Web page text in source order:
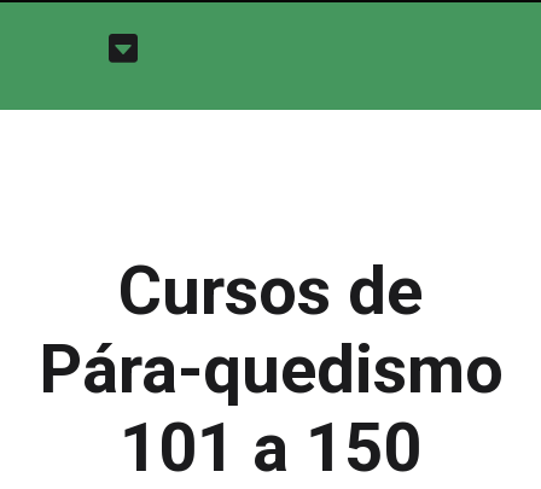
Cursos de
Pára-quedismo
101 a 150